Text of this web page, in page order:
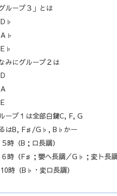
ループ３」とは
D♭
A♭
E♭
みにグループ２は
D
A
E
ープ１は全部白鍵C, F, G
はB, F♯/G♭, B♭かー
５時（B；ロ長調）
６時（F♯；嬰ヘ長調／G♭；変ト長調
10時（B♭・変ロ長調）